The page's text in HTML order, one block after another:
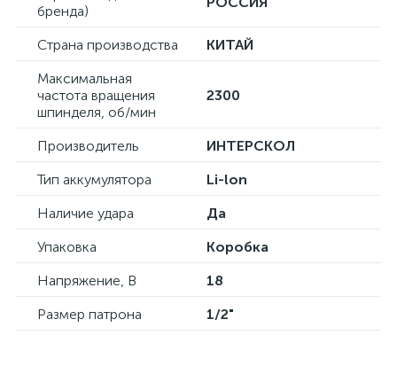
бренда)
Страна производства
КИТАЙ
Максимальная
частота вращения
шпинделя, об/мин
2300
Производитель
ИНТЕРСКОЛ
Тип аккумулятора
Li-lon
Наличие удара
Да
Упаковка
Коробка
Напряжение, В
18
Размер патрона
1/2"